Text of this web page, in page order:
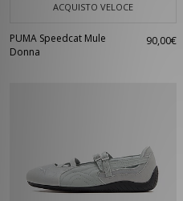
ACQUISTO VELOCE
PUMA Speedcat Mule
Donna
90,00€